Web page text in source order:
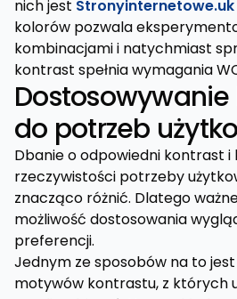
nich jest Stronyinternetowe.uk
kolorów pozwala
kombinacjami i natychmiast
kontrast spełnia wymagania
do potrzeb
Dbanie o odpowiedni kontrast i
rzeczywistości potrzeby
znacząco różnić. Dlatego
możliwość dostosowania
preferencji.
Jednym ze sposobów na to
motywów kontrastu, z których